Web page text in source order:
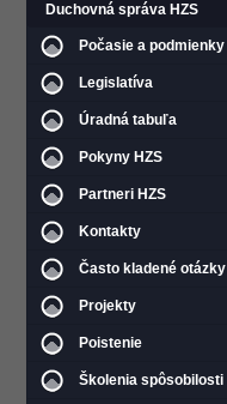
Duchovná správa HZS
Počasie a podmienky
Legislatíva
Úradná tabuľa
Pokyny HZS
Partneri HZS
Kontakty
Často kladené otázky
Projekty
Poistenie
Školenia spôsobilosti